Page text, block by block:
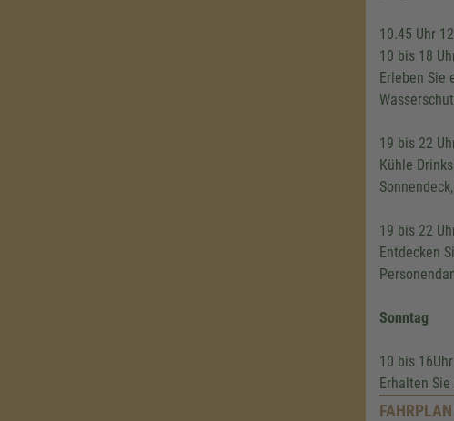
10.45 Uhr
10 bis 18
Erleben Sie
19 bis 22
Kühle
19 bis 22
Entdecken
Sonntag
10 bis
Erhalten